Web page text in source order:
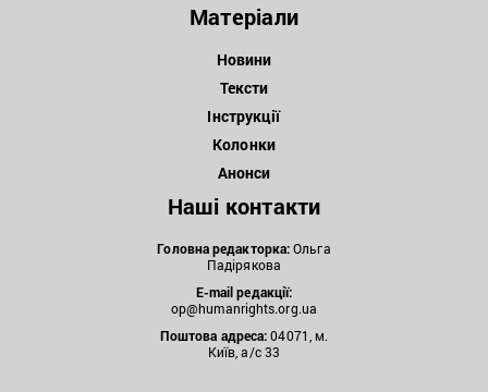
Матеріали
Новини
Тексти
Інструкції
Колонки
Анонси
Наші контакти
Головна редакторка:Ольга
Падірякова
E-mail редакції:
op@humanrights.org.ua
Поштова адреса:04071, м.
Київ, а/с 33